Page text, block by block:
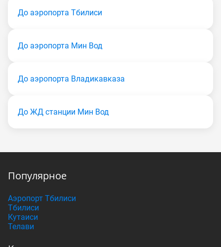
До аэропорта Тбилиси
До аэропорта Мин Вод
До аэропорта Владикавказа
До ЖД станции Мин Вод
Популярное
Аэропорт Тбилиси
Тбилиси
Кутаиси
Телави